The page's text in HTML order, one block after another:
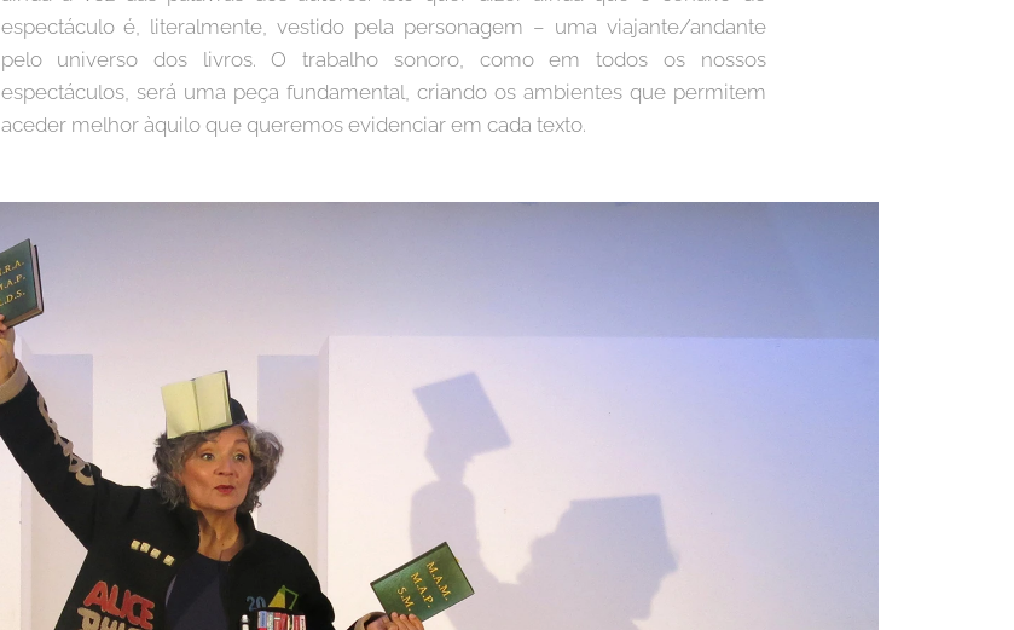
espectáculo é, literalmente, vestido pela personagem – uma viajante/andante
pelo universo dos livros. O trabalho sonoro, como em todos os nossos
espectáculos, será uma peça fundamental, criando os ambientes que permitem
aceder melhor àquilo que queremos evidenciar em cada texto.